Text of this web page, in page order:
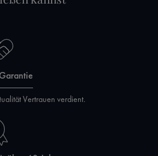
Vertrauen verdient.